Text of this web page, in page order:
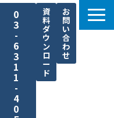
0
3
-
6
3
1
1
-
4
0
資
料
ダ
ウ
ン
ロ
ー
ド
お
問
い
合
わ
せ